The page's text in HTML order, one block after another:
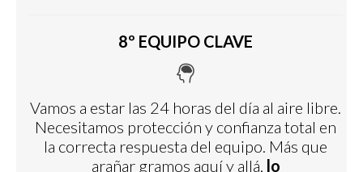
8º EQUIPO CLAVE
Vamos a estar las 24 horas del día al aire libre.
Necesitamos protección y confianza total en
la correcta respuesta del equipo. Más que
arañar gramos aquí y allá, lo